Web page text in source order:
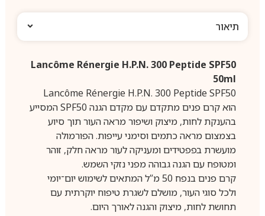
תיאור
Lancôme Rénergie H.P.N. 300 Peptide SPF50
50ml
Lancôme Rénergie H.P.N. 300 Peptide SPF50
הוא קרם פנים מתקדם עם מקדם הגנה SPF50 המסייע
בהענקת לחות, מיצוק ושיפור מראה העור תוך סיוע
בצמצום מראה כתמים וסימני עייפות. הפורמולה
מועשרת בפפטידים ומעניקה לעור מראה חלק, זוהר
ומטופח עם הגנה גבוהה מפני נזקי השמש.
קרם פנים בנפח 50 מ”ל המתאים לשימוש יום־יומי
ולכל סוגי העור, מושלם לשגרת טיפוח יוקרתית עם
תחושת לחות, מיצוק והגנה לאורך היום.